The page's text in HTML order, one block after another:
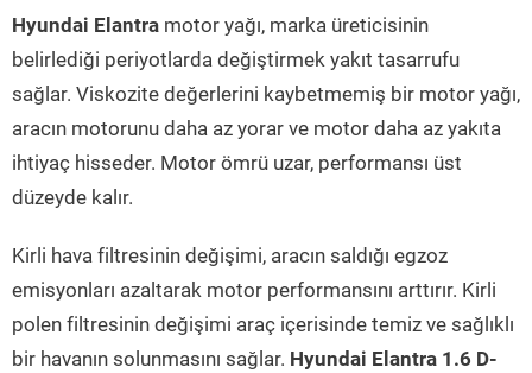
Hyundai Elantra motor yağı, marka üreticisinin
belirlediği periyotlarda değiştirmek yakıt tasarrufu
sağlar. Viskozite değerlerini kaybetmemiş bir motor yağı,
aracın motorunu daha az yorar ve motor daha az yakıta
ihtiyaç hisseder. Motor ömrü uzar, performansı üst
düzeyde kalır.
Kirli hava filtresinin değişimi, aracın saldığı egzoz
emisyonları azaltarak motor performansını arttırır. Kirli
polen filtresinin değişimi araç içerisinde temiz ve sağlıklı
bir havanın solunmasını sağlar. Hyundai Elantra 1.6 D-